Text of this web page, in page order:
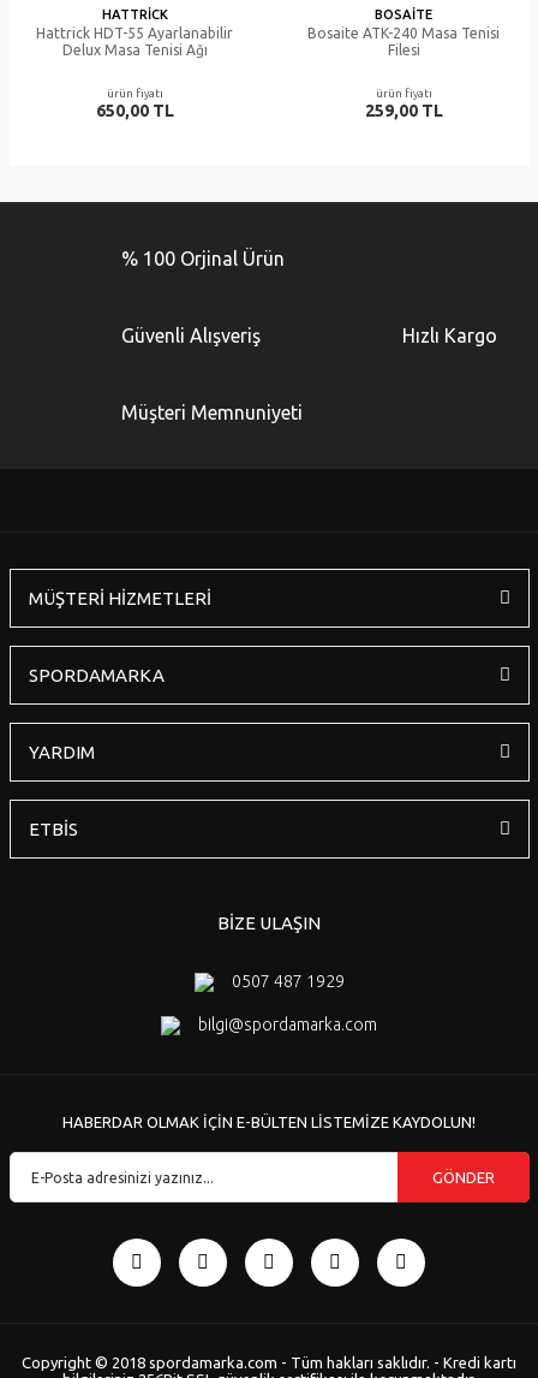
HATTRICK
Hattrick HDT-55 Ayarlanabilir
Delux Masa Tenisi Ağı
ürün fiyatı
650,00 TL
BOSAITE
Bosaite ATK-240 Masa Tenisi
Filesi
ürün fiyatı
259,00 TL
% 100 Orjinal Ürün
Güvenli Alışveriş Hızlı Kargo
Müşteri Memnuniyeti
MÜŞTERİ HİZMETLERİ
SPORDAMARKA
YARDIM
ETBİS
BİZE ULAŞIN
0507 487 1929
bilgi@spordamarka.com
HABERDAR OLMAK İÇİN E-BÜLTEN LİSTEMİZE KAYDOLUN!
GÖNDER
Copyright © 2018 spordamarka.com - Tüm hakları saklıdır. - Kredi kartı